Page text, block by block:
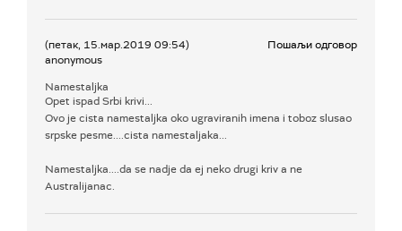
(петак, 15.мар.2019 09:54)
anonymous
Пошаљи одговор
Namestaljka
Opet ispad Srbi krivi...
Ovo je cista namestaljka oko ugraviranih imena i toboz slusao
srpske pesme....cista namestaljaka...
Namestaljka....da se nadje da ej neko drugi kriv a ne
Australijanac.